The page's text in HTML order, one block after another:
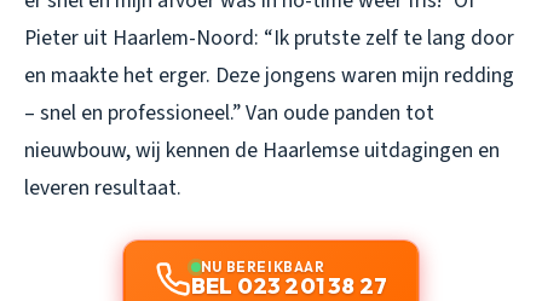
Pieter uit Haarlem-Noord: “Ik prutste zelf te lang door
en maakte het erger. Deze jongens waren mijn redding
– snel en professioneel.”Van oude panden tot
nieuwbouw, wij kennen de Haarlemse uitdagingen en
leveren resultaat.
NU BEREIKBAAR
BEL 023 201 38 27